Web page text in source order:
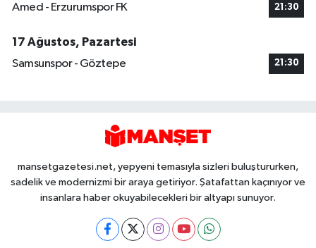
Amed - Erzurumspor FK 21:30
17 Ağustos, Pazartesi
Samsunspor - Göztepe
21:30
mansetgazetesi.net, yepyeni temasıyla sizleri buluştururken,
sadelik ve modernizmi bir araya getiriyor. Şatafattan kaçınıyor ve
insanlara haber okuyabilecekleri bir altyapı sunuyor.